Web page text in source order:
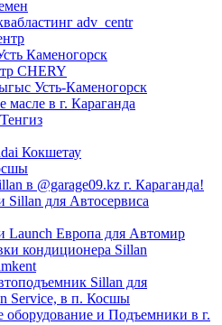
adv_centr
Каменогорск
CHERY
Усть-Каменогорск
масле в г. Караганда
Кокшетау
в @garage09.kz г. Караганда!
Sillan для Автосервиса
Launch Европа для Автомир
кондиционера Sillan
Sillan для
Service, в п. Косшы
и Подъемники в г.